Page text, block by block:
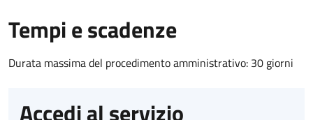
Tempi e scadenze
Durata massima del procedimento amministrativo: 30 giorni
Accedi al servizio